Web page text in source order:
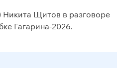
Никита Щитов в разговоре
Гагарина-2026.